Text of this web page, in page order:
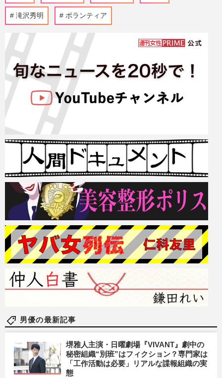
滝沢秀明 ボランティア
男優の最新記事
堺雅人主演・日曜劇場『VIVANT』劇中の
秘密組織“別班”はフィクション？専門家は
「工作活動は必要」リアルな諜報組織の実
態